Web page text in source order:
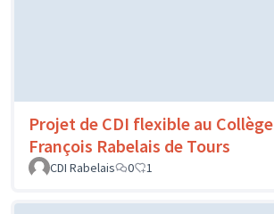
Projet de CDI flexible au Collège
François Rabelais de Tours
CDI Rabelais
0 1